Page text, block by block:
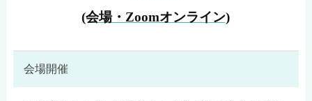
(会場・Zoomオンライン)
会場開催